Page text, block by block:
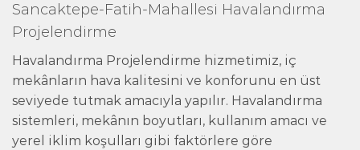
Sancaktepe-Fatih-Mahallesi Havalandırma
Projelendirme
Havalandırma Projelendirme hizmetimiz, iç
mekânların hava kalitesini ve konforunu en üst
seviyede tutmak amacıyla yapılır. Havalandırma
sistemleri, mekânın boyutları, kullanım amacı ve
yerel iklim koşulları gibi faktörlere göre